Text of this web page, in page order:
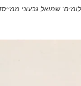
שמואל גבעוני